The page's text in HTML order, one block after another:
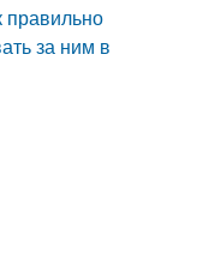
правильно
за ним в